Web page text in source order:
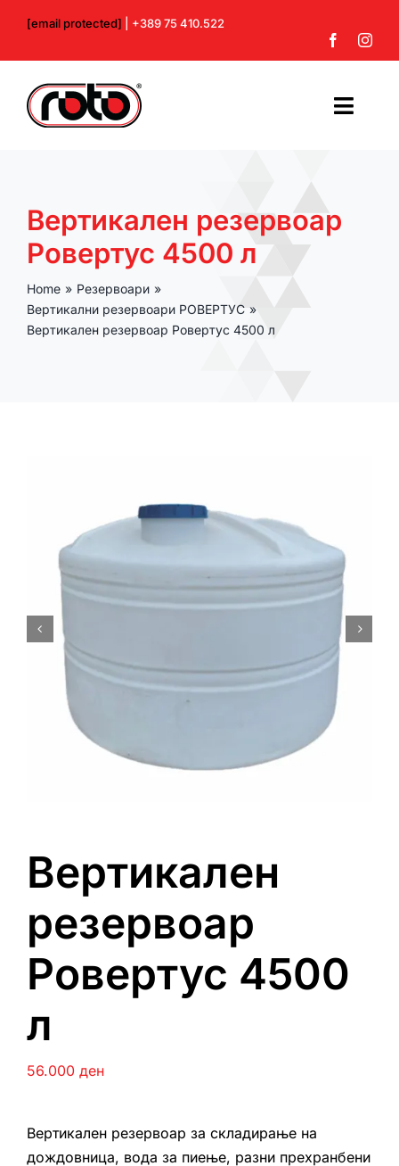
content
[email protected] | +389 75 410.522
За нас
Производи
Контакт
Вертикален резервоар
Ровертус 4500 л
Home
Резервоари
Вертикални резервоари РОВЕРТУС
Вертикален резервоар Ровертус 4500 л
Вертикален
резервоар
Ровертус 4500
л
56.000 ден
Вертикален резервоар за складирање на
дождовница, вода за пиење, разни прехранбени